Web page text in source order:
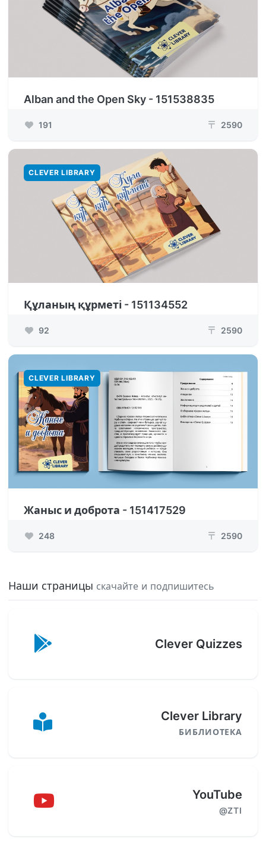
Alban and the Open Sky - 151538835
191 ₸ 2590
CLEVER LIBRARY
Құланың құрметі - 151134552
92 ₸ 2590
CLEVER LIBRARY
Жаныс и доброта - 151417529
248 ₸ 2590
Наши страницы скачайте и подпишитесь
Clever Quizzes
Clever Library
БИБЛИОТЕКА
YouTube
@ZTI